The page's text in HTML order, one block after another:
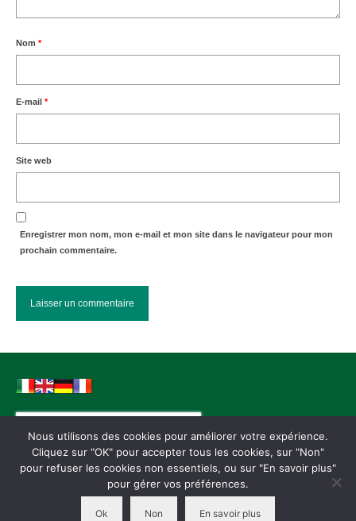
Nom *
E-mail *
Site web
Enregistrer mon nom, mon e-mail et mon site dans le navigateur pour mon
prochain commentaire.
Rechercher :
Mentions légales Ressources
Garantie – Warranty Politique de confidentialité
Nous utilisons des cookies pour améliorer votre expérience.
Cliquez sur "OK" pour accepter tous les cookies, sur "Non"
pour refuser les cookies non essentiels, ou sur "En savoir plus"
pour gérer vos préférences.
Ok Non En savoir plus